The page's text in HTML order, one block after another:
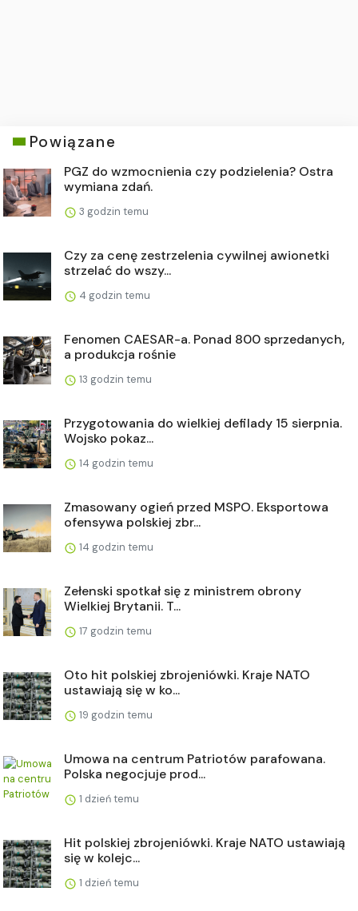
Powiązane
PGZ do wzmocnienia czy podzielenia? Ostra
wymiana zdań.
3 godzin temu
Czy za cenę zestrzelenia cywilnej awionetki
strzelać do wszy...
4 godzin temu
Fenomen CAESAR-a. Ponad 800 sprzedanych,
a produkcja rośnie
13 godzin temu
Przygotowania do wielkiej defilady 15 sierpnia.
Wojsko pokaz...
14 godzin temu
Zmasowany ogień przed MSPO. Eksportowa
ofensywa polskiej zbr...
14 godzin temu
Zełenski spotkał się z ministrem obrony
Wielkiej Brytanii. T...
17 godzin temu
Oto hit polskiej zbrojeniówki. Kraje NATO
ustawiają się w ko...
19 godzin temu
Umowa na centrum Patriotów parafowana.
Polska negocjuje prod...
1 dzień temu
Hit polskiej zbrojeniówki. Kraje NATO ustawiają
się w kolejc...
1 dzień temu